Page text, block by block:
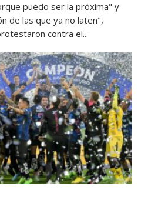
puedo ser la próxima" y
de las que ya no laten",
contra el...